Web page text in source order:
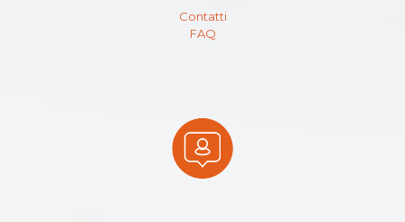
Contatti
FAQ